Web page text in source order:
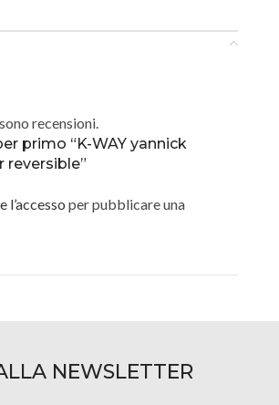
recensioni.
primo “K-WAY yannick
reversible”
l’accesso per pubblicare una
NEWSLETTER